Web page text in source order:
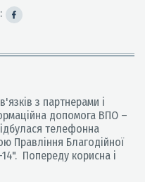
з партнерами і
допомога ВПО –
телефонна
Правління Благодійної
Попереду корисна і